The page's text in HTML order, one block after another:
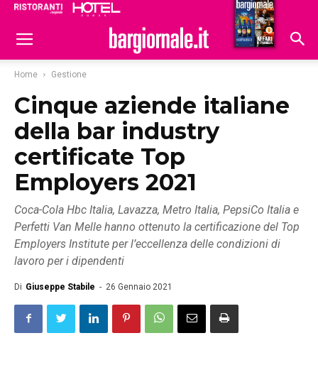
Hoteldomani
Home Gestione
Cinque aziende italiane
della bar industry
certificate Top
Employers 2021
Coca-Cola Hbc Italia, Lavazza, Metro Italia, PepsiCo Italia e
Perfetti Van Melle hanno ottenuto la certificazione del Top
Employers Institute per l’eccellenza delle condizioni di
lavoro per i dipendenti
Di Giuseppe Stabile - 26 Gennaio 2021